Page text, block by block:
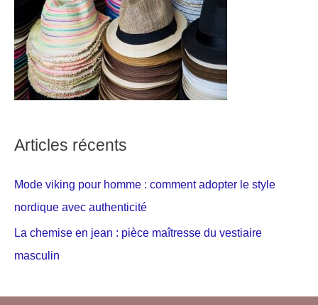
Articles récents
Mode viking pour homme : comment adopter le style
nordique avec authenticité
La chemise en jean : pièce maîtresse du vestiaire
masculin